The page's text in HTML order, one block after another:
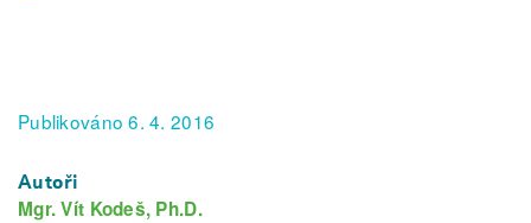
Publikováno 6. 4. 2016
Autoři
Mgr. Vít Kodeš, Ph.D.